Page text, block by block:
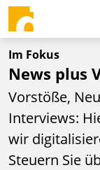
Im Fokus
News plus
Vorstöße,
Interviews:
wir
Steuern Sie